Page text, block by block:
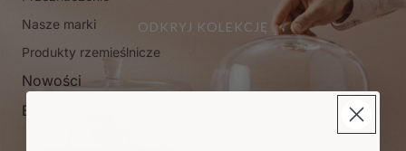
Nasze marki
Produkty rzemieślnicze
Nowości
Bestsellery
ODKRYJ KOLEKCJĘ